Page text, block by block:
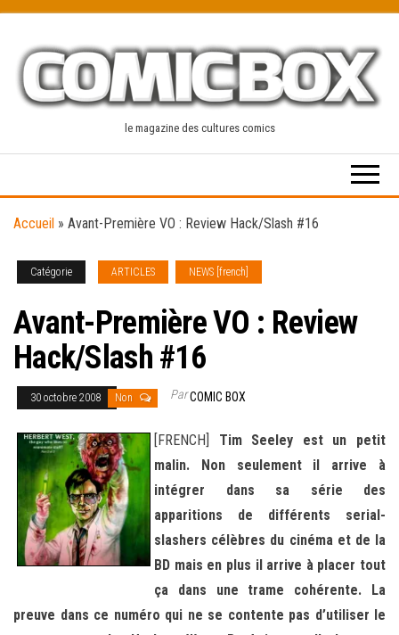
content
le magazine des cultures comics
Accueil » Avant-Première VO : Review Hack/Slash #16
Catégorie ARTICLES NEWS [french]
Avant-Première VO : Review
Hack/Slash #16
30 octobre 2008 Non ParCOMIC BOX
[FRENCH] Tim Seeley est un petit
malin. Non seulement il arrive à
intégrer dans sa série des
apparitions de différents serial-
slashers célèbres du cinéma et de la
BD mais en plus il arrive à placer tout
ça dans une trame cohérente. La
preuve dans ce numéro qui ne se contente pas d’utiliser le